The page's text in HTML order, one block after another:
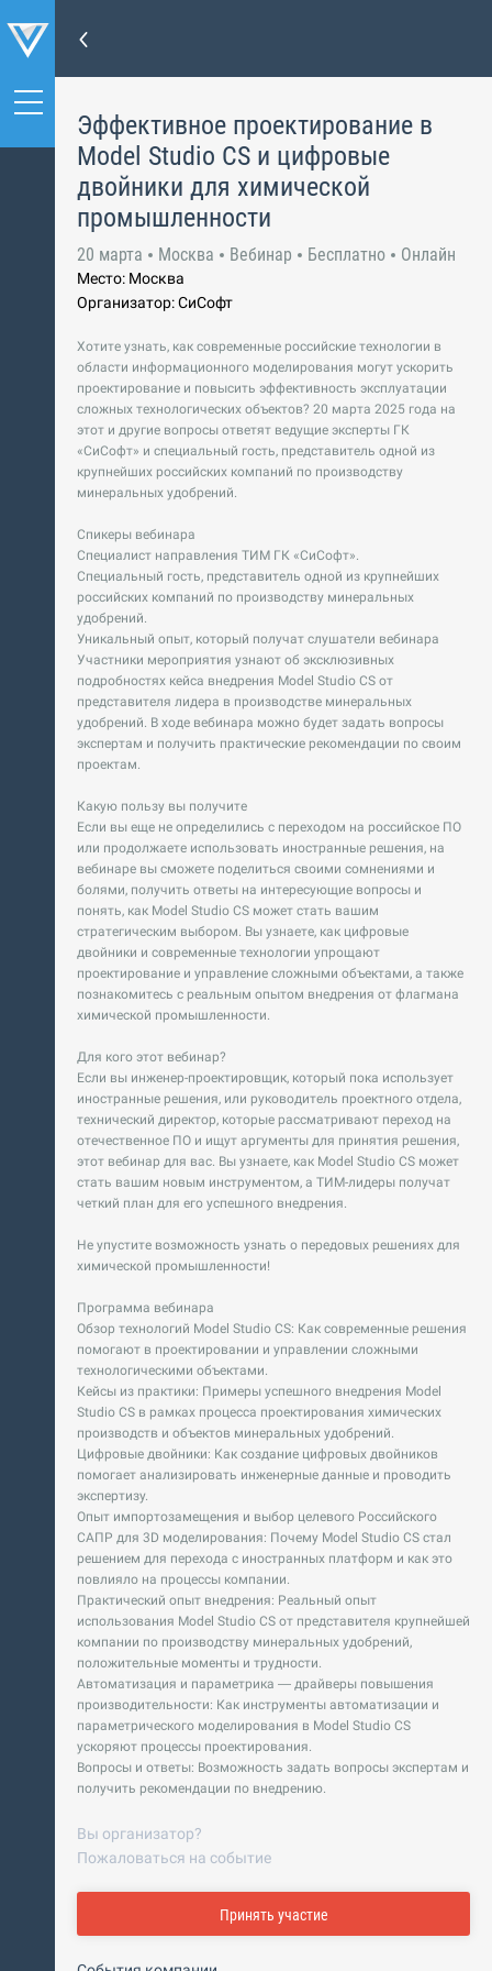
Эффективное проектирование в
Model Studio CS и цифровые
двойники для химической
промышленности
20 марта Москва Вебинар Бесплатно Онлайн
Место: Москва
Организатор: СиСофт
Хотите узнать, как современные российские технологии в
области информационного моделирования могут ускорить
проектирование и повысить эффективность эксплуатации
сложных технологических объектов? 20 марта 2025 года на
этот и другие вопросы ответят ведущие эксперты ГК
«СиСофт» и специальный гость, представитель одной из
крупнейших российских компаний по производству
минеральных удобрений.
Спикеры вебинара
Специалист направления ТИМ ГК «СиСофт».
Специальный гость, представитель одной из крупнейших
российских компаний по производству минеральных
удобрений.
Уникальный опыт, который получат слушатели вебинара
Участники мероприятия узнают об эксклюзивных
подробностях кейса внедрения Model Studio CS от
представителя лидера в производстве минеральных
удобрений. В ходе вебинара можно будет задать вопросы
экспертам и получить практические рекомендации по своим
проектам.
Какую пользу вы получите
Если вы еще не определились с переходом на российское ПО
или продолжаете использовать иностранные решения, на
вебинаре вы сможете поделиться своими сомнениями и
болями, получить ответы на интересующие вопросы и
понять, как Model Studio CS может стать вашим
стратегическим выбором. Вы узнаете, как цифровые
двойники и современные технологии упрощают
проектирование и управление сложными объектами, а также
познакомитесь с реальным опытом внедрения от флагмана
химической промышленности.
Для кого этот вебинар?
Если вы инженер-проектировщик, который пока использует
иностранные решения, или руководитель проектного отдела,
технический директор, которые рассматривают переход на
отечественное ПО и ищут аргументы для принятия решения,
этот вебинар для вас. Вы узнаете, как Model Studio CS может
стать вашим новым инструментом, а ТИМ-лидеры получат
четкий план для его успешного внедрения.
Не упустите возможность узнать о передовых решениях для
химической промышленности!
Программа вебинара
Обзор технологий Model Studio CS: Как современные решения
помогают в проектировании и управлении сложными
технологическими объектами.
Кейсы из практики: Примеры успешного внедрения Model
Studio CS в рамках процесса проектирования химических
производств и объектов минеральных удобрений.
Цифровые двойники: Как создание цифровых двойников
помогает анализировать инженерные данные и проводить
экспертизу.
Опыт импортозамещения и выбор целевого Российского
САПР для 3D моделирования: Почему Model Studio CS стал
решением для перехода с иностранных платформ и как это
повлияло на процессы компании.
Практический опыт внедрения: Реальный опыт
использования Model Studio CS от представителя крупнейшей
компании по производству минеральных удобрений,
положительные моменты и трудности.
Автоматизация и параметрика — драйверы повышения
производительности: Как инструменты автоматизации и
параметрического моделирования в Model Studio CS
ускоряют процессы проектирования.
Вопросы и ответы: Возможность задать вопросы экспертам и
получить рекомендации по внедрению.
Вы организатор?
Пожаловаться на событие
Принять участие